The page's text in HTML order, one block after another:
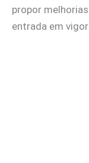
propor
entrada em